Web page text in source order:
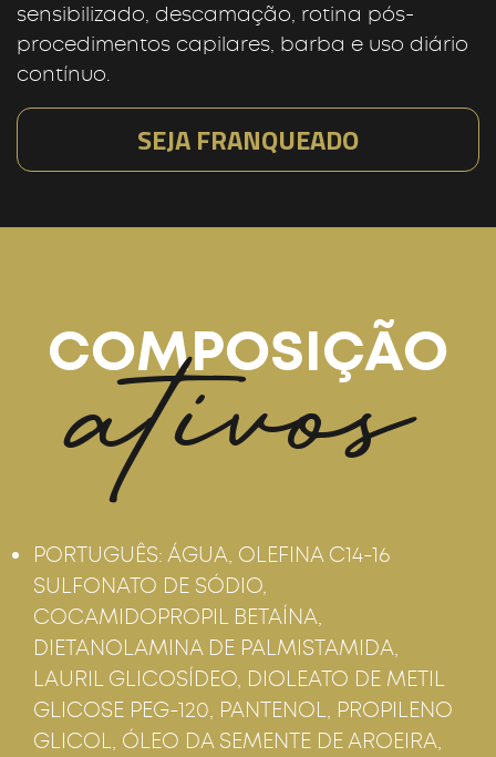
sensibilizado, descamação, rotina pós-
procedimentos capilares, barba e uso diário
contínuo.
SEJA FRANQUEADO
COMPOSIÇÃO
ativos
PORTUGUÊS: ÁGUA, OLEFINA C14-16
SULFONATO DE SÓDIO,
COCAMIDOPROPIL BETAÍNA,
DIETANOLAMINA DE PALMISTAMIDA,
LAURIL GLICOSÍDEO, DIOLEATO DE METIL
GLICOSE PEG-120, PANTENOL, PROPILENO
GLICOL, ÓLEO DA SEMENTE DE AROEIRA,